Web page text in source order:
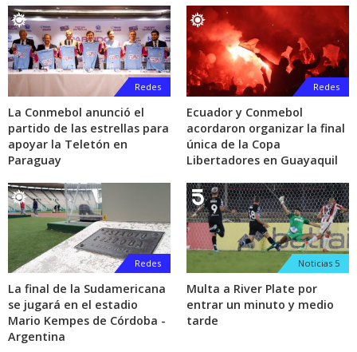
Redes
La Conmebol anunció el
partido de las estrellas para
apoyar la Teletón en
Paraguay
Redes
Ecuador y Conmebol
acordaron organizar la final
única de la Copa
Libertadores en Guayaquil
Redes
La final de la Sudamericana
se jugará en el estadio
Mario Kempes de Córdoba -
Argentina
Noticias 5
Multa a River Plate por
entrar un minuto y medio
tarde